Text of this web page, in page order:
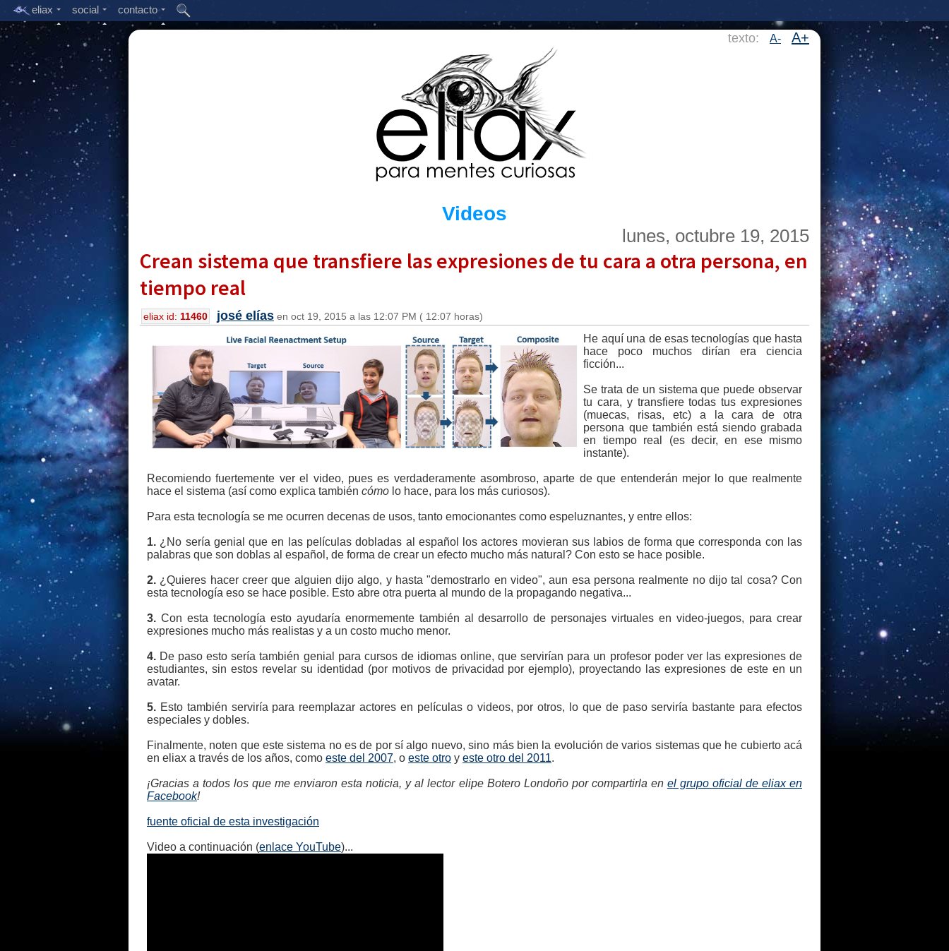
eliax social contacto
texto: A- A+
Videos
lunes, octubre 19, 2015
Crean sistema que transfiere las expresiones de tu cara a otra persona, en
tiempo real
eliax id: 11460 josé elías en oct 19, 2015 a las 12:07 PM ( 12:07 horas)
He aquí una de esas tecnologías que hasta
hace poco muchos dirían era ciencia
ficción...
Se trata de un sistema que puede observar
tu cara, y transfiere todas tus expresiones
(muecas, risas, etc) a la cara de otra
persona que también está siendo grabada
en tiempo real (es decir, en ese mismo
instante).
Recomiendo fuertemente ver el video, pues es verdaderamente asombroso, aparte de que entenderán mejor lo que realmente
hace el sistema (así como explica también cómo lo hace, para los más curiosos).
Para esta tecnología se me ocurren decenas de usos, tanto emocionantes como espeluznantes, y entre ellos:
1. ¿No sería genial que en las películas dobladas al español los actores movieran sus labios de forma que corresponda con las
palabras que son doblas al español, de forma de crear un efecto mucho más natural? Con esto se hace posible.
2. ¿Quieres hacer creer que alguien dijo algo, y hasta "demostrarlo en video", aun esa persona realmente no dijo tal cosa? Con
esta tecnología eso se hace posible. Esto abre otra puerta al mundo de la propagando negativa...
3. Con esta tecnología esto ayudaría enormemente también al desarrollo de personajes virtuales en video-juegos, para crear
expresiones mucho más realistas y a un costo mucho menor.
4. De paso esto sería también genial para cursos de idiomas online, que servirían para un profesor poder ver las expresiones de
estudiantes, sin estos revelar su identidad (por motivos de privacidad por ejemplo), proyectando las expresiones de este en un
avatar.
5. Esto también serviría para reemplazar actores en películas o videos, por otros, lo que de paso serviría bastante para efectos
especiales y dobles.
Finalmente, noten que este sistema no es de por sí algo nuevo, sino más bien la evolución de varios sistemas que he cubierto acá
en eliax a través de los años, como este del 2007, o este otro y este otro del 2011.
¡Gracias a todos los que me enviaron esta noticia, y al lector elipe Botero Londoño por compartirla en el grupo oficial de eliax en
Facebook!
fuente oficial de esta investigación
Video a continuación (enlace YouTube)...